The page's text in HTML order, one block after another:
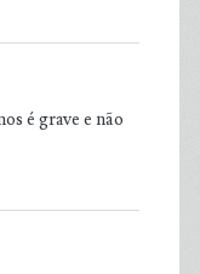
é grave e não